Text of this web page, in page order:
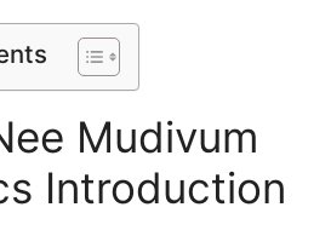
Mudivum
Introduction